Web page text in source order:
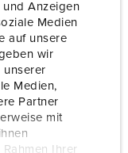
und Anzeigen
Medien
auf unsere
wir
unserer
Medien,
Partner
mit
Ihrer
seit Mai 2000
AUMA. Aus
um den AUMA
Insbesondere
des Bundes
mittelständische